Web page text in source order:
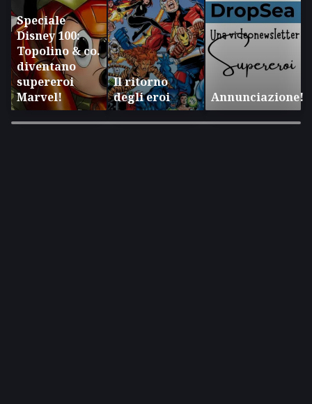
Speciale
Disney 100:
Topolino & co.
diventano
supereroi
Marvel!
Il ritorno
degli eroi
Annunciazione!